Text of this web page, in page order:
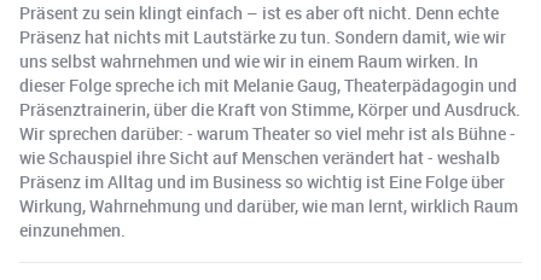
Präsent zu sein klingt einfach – ist es aber oft nicht. Denn echte
Präsenz hat nichts mit Lautstärke zu tun. Sondern damit, wie wir
uns selbst wahrnehmen und wie wir in einem Raum wirken. In
dieser Folge spreche ich mit Melanie Gaug, Theaterpädagogin und
Präsenztrainerin, über die Kraft von Stimme, Körper und Ausdruck.
Wir sprechen darüber: - warum Theater so viel mehr ist als Bühne -
wie Schauspiel ihre Sicht auf Menschen verändert hat - weshalb
Präsenz im Alltag und im Business so wichtig ist Eine Folge über
Wirkung, Wahrnehmung und darüber, wie man lernt, wirklich Raum
einzunehmen.